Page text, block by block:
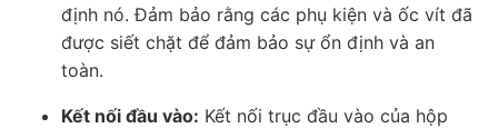
định nó. Đảm bảo rằng các phụ kiện và ốc vít đã
được siết chặt để đảm bảo sự ổn định và an
toàn.
Kết nối đầu vào: Kết nối trục đầu vào của hộp